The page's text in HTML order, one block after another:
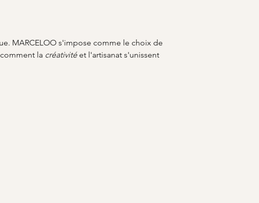
MARCELOO s'impose comme le choix de
la créativité et l'artisanat s'unissent